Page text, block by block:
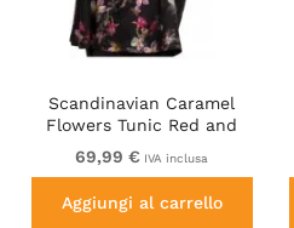
Scandinavian Caramel
Flowers Tunic Red and
Pink
69,99 € IVA inclusa
Aggiungi al carrello